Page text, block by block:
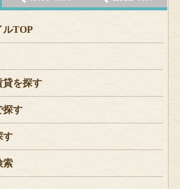
ルTOP
貸を探す
探す
す
索